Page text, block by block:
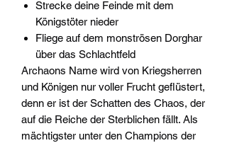
Strecke deine Feinde mit dem
Königstöter nieder
Fliege auf dem monströsen Dorghar
über das Schlachtfeld
Archaons Name wird von Kriegsherren
und Königen nur voller Frucht geflüstert,
denn er ist der Schatten des Chaos, der
auf die Reiche der Sterblichen fällt. Als
mächtigster unter den Champions der